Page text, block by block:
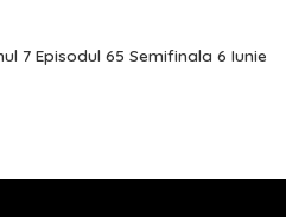
7 Episodul 65 Semifinala 6 Iunie